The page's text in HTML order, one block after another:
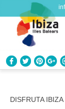
DISFRUTA IBIZA